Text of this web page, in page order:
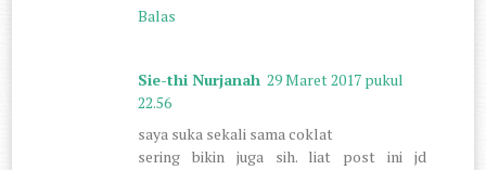
Balas
Sie-thi Nurjanah 29 Maret 2017 pukul
22.56
saya suka sekali sama coklat
sering bikin juga sih. liat post ini jd